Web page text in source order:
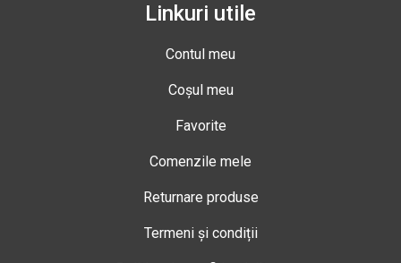
Linkuri utile
Contul meu
Coșul meu
Favorite
Comenzile mele
Returnare produse
Termeni și condiții